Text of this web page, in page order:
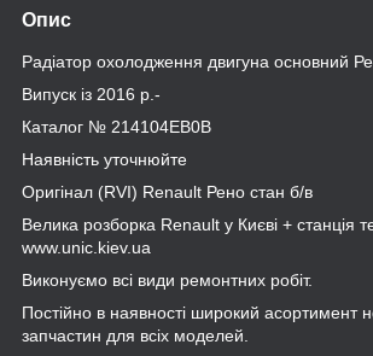
Опис
Радіатор охолодження двигуна основний
Випуск із 2016 р.-
Каталог № 214104EB0B
Наявність уточнюйте
Оригінал (RVI) Renault Рено стан б/в
Велика розборка Renault у Києві + станція
www.unic.kiev.ua
Виконуємо всі види ремонтних робіт.
Постійно в наявності широкий асортимент
запчастин для всіх моделей.